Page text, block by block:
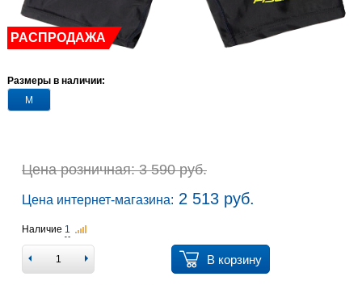
РАСПРОДАЖА
Размеры в наличии:
M
Цена розничная: 3 590 руб.
Цена интернет-магазина: 2 513 руб.
Наличие 1
В корзину